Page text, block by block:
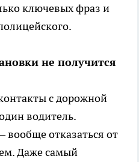
ключевых фраз и
не получится
с дорожной
водитель.
отказаться от
Даже самый